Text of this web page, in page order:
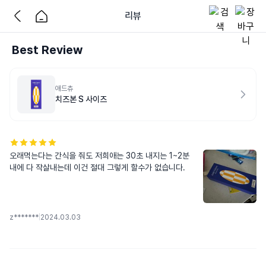
리뷰
Best Review
애드츄
치즈본 S 사이즈
오래먹는다는 간식을 줘도 저희애는 30초 내지는 1~2분
내에 다 작살내는데 이건 절대 그렇게 할수가 없습니다.
z******* 2024.03.03